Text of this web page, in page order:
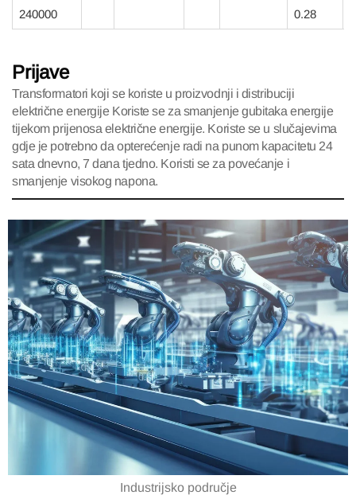
240000 0.28
Prijave
Transformatori koji se koriste u proizvodnji i distribuciji
električne energije Koriste se za smanjenje gubitaka energije
tijekom prijenosa električne energije. Koriste se u slučajevima
gdje je potrebno da opterećenje radi na punom kapacitetu 24
sata dnevno, 7 dana tjedno. Koristi se za povećanje i
smanjenje visokog napona.
Industrijsko područje